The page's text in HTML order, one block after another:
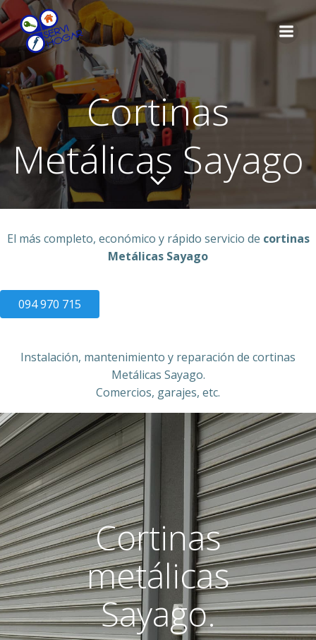
contenido
Cortinas
Metálicas Sayago
El más completo, económico y rápido servicio de cortinas
Metálicas Sayago
094 970 715
Instalación, mantenimiento y reparación de cortinas
Metálicas Sayago.
Comercios, garajes, etc.
Cortinas
metálicas
Sayago.